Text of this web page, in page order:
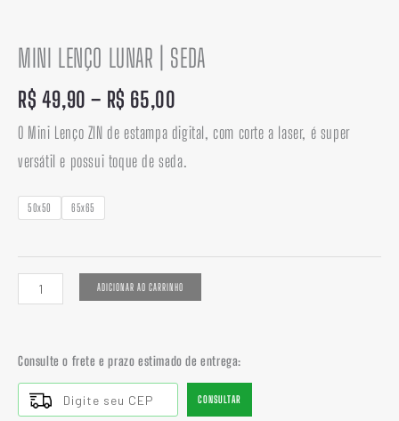
MINI LENÇO LUNAR | SEDA
R$ 49,90 – R$ 65,00
O Mini Lenço ZIN de estampa digital, com corte a laser, é super
versátil e possui toque de seda.
50x50 65x65
ADICIONAR AO CARRINHO
Consulte o frete e prazo estimado de entrega:
CONSULTAR